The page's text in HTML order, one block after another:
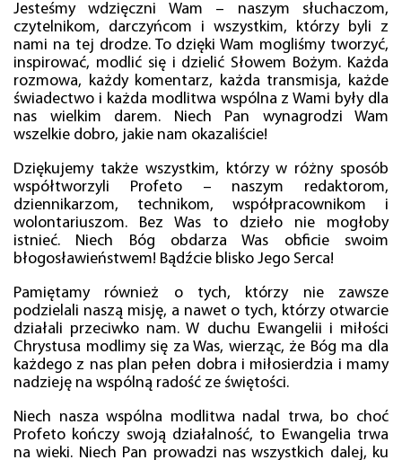
Jesteśmy wdzięczni Wam – naszym słuchaczom,
czytelnikom, darczyńcom i wszystkim, którzy byli z
nami na tej drodze. To dzięki Wam mogliśmy tworzyć,
inspirować, modlić się i dzielić Słowem Bożym. Każda
rozmowa, każdy komentarz, każda transmisja, każde
świadectwo i każda modlitwa wspólna z Wami były dla
nas wielkim darem. Niech Pan wynagrodzi Wam
wszelkie dobro, jakie nam okazaliście!
Dziękujemy także wszystkim, którzy w różny sposób
współtworzyli Profeto – naszym redaktorom,
dziennikarzom, technikom, współpracownikom i
wolontariuszom. Bez Was to dzieło nie mogłoby
istnieć. Niech Bóg obdarza Was obficie swoim
błogosławieństwem! Bądźcie blisko Jego Serca!
Pamiętamy również o tych, którzy nie zawsze
podzielali naszą misję, a nawet o tych, którzy otwarcie
działali przeciwko nam. W duchu Ewangelii i miłości
Chrystusa modlimy się za Was, wierząc, że Bóg ma dla
każdego z nas plan pełen dobra i miłosierdzia i mamy
nadzieję na wspólną radość ze świętości.
Niech nasza wspólna modlitwa nadal trwa, bo choć
Profeto kończy swoją działalność, to Ewangelia trwa
na wieki. Niech Pan prowadzi nas wszystkich dalej, ku